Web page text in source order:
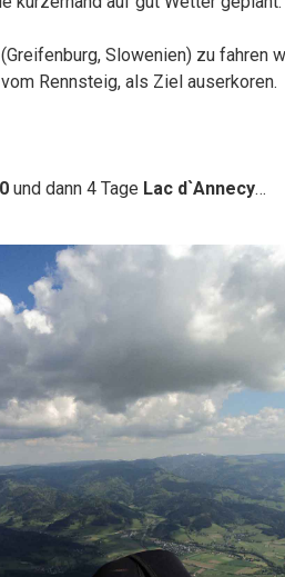
Slowenien) zu fahren
Rennsteig, als Ziel auserkoren.
und dann 4 Tage Lac d`Annecy…